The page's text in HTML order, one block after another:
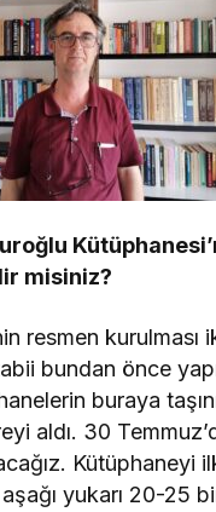
misiniz?
resmen kurulması
bundan önce
buraya
aldı. 30
Kütüphaneyi
aşağı yukarı 20-25